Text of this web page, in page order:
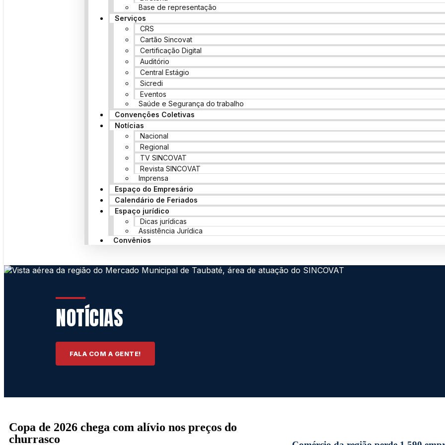
Base de representação
Serviços
CRS
Cartão Sincovat
Certificação Digital
Auditório
Central Estágio
Sicredi
Eventos
Saúde e Segurança do trabalho
Convenções Coletivas
Notícias
Nacional
Regional
TV SINCOVAT
Revista SINCOVAT
Imprensa
Espaço do Empresário
Calendário de Feriados
Espaço jurídico
Dicas jurídicas
Assistência Jurídica
Convênios
NOTÍCIAS
FALA COM A GENTE!
Copa de 2026 chega com alívio nos preços do
churrasco